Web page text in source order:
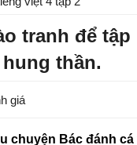
tranh để
thần.
giá
chuyện Bác đánh